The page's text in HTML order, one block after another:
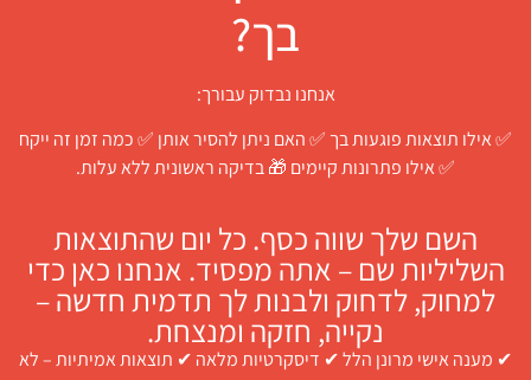
בך?
אנחנו נבדוק עבורך:
✅ אילו תוצאות פוגעות בך ✅ האם ניתן להסיר אותן ✅ כמה זמן זה ייקח
✅ אילו פתרונות קיימים 🎁 בדיקה ראשונית ללא עלות.
השם שלך שווה כסף. כל יום שהתוצאות
השליליות שם – אתה מפסיד. אנחנו כאן כדי
למחוק, לדחוק ולבנות לך תדמית חדשה –
נקייה, חזקה ומנצחת.
✔ מענה אישי מרונן הלל ✔ דיסקרטיות מלאה ✔ תוצאות אמיתיות – לא